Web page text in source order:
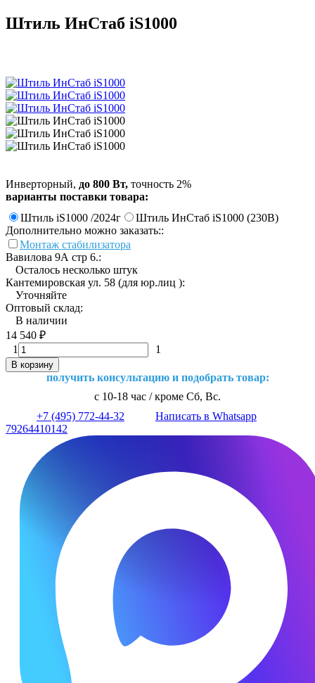
Штиль ИнСтаб iS1000
Инверторный, до 800 Вт, точность 2%
варианты поставки товара:
Штиль iS1000 /2024г
Штиль ИнСтаб iS1000 (230В)
Дополнительно можно заказать::
Монтаж стабилизатора
Вавилова 9А стр 6.:
Осталось несколько штук
Кантемировская ул. 58 (для юр.лиц ):
Уточняйте
Оптовый склад:
В наличии
14 540 ₽
1
1
В корзину
получить консультацию и подобрать товар:
с 10-18 час / кроме Сб, Вс.
+7 (495) 772-44-32
Написать в Whatsapp
79264410142